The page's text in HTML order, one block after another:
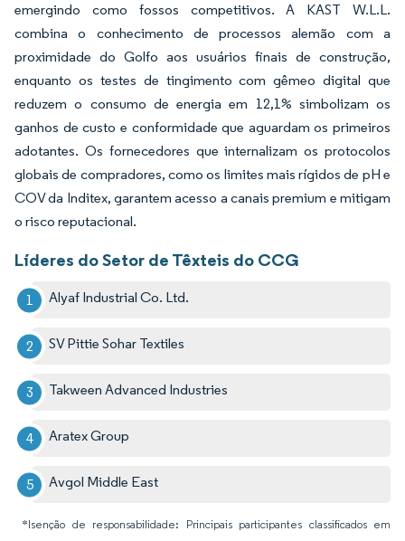
emergindo como fossos competitivos. A KAST W.L.L.
combina o conhecimento de processos alemão com a
proximidade do Golfo aos usuários finais de construção,
enquanto os testes de tingimento com gêmeo digital que
reduzem o consumo de energia em 12,1% simbolizam os
ganhos de custo e conformidade que aguardam os primeiros
adotantes. Os fornecedores que internalizam os protocolos
globais de compradores, como os limites mais rígidos de pH e
COV da Inditex, garantem acesso a canais premium e mitigam
o risco reputacional.
Líderes do Setor de Têxteis do CCG
Alyaf Industrial Co. Ltd.
SV Pittie Sohar Textiles
Takween Advanced Industries
Aratex Group
Avgol Middle East
*Isenção de responsabilidade: Principais participantes classificados em